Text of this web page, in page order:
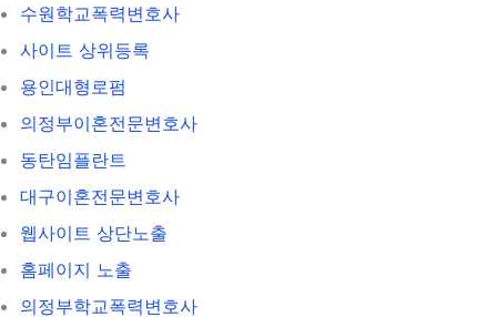
수원학교폭력변호사
사이트 상위등록
용인대형로펌
의정부이혼전문변호사
동탄임플란트
대구이혼전문변호사
웹사이트 상단노출
홈페이지 노출
의정부학교폭력변호사